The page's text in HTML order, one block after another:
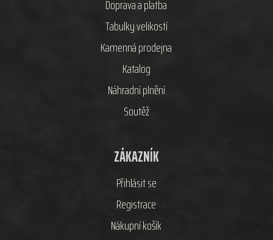
Doprava a platba
Tabulky velikostí
Kamenná prodejna
Katalog
Náhradní plnění
Soutěž
ZÁKAZNÍK
Přihlásit se
Registrace
Nákupní košík